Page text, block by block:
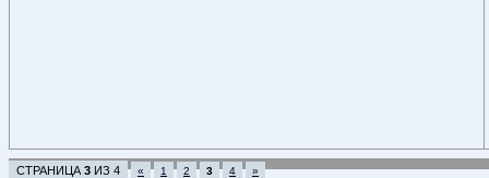
СТРАНИЦА 3 ИЗ 4 « 1 2 3 4 »